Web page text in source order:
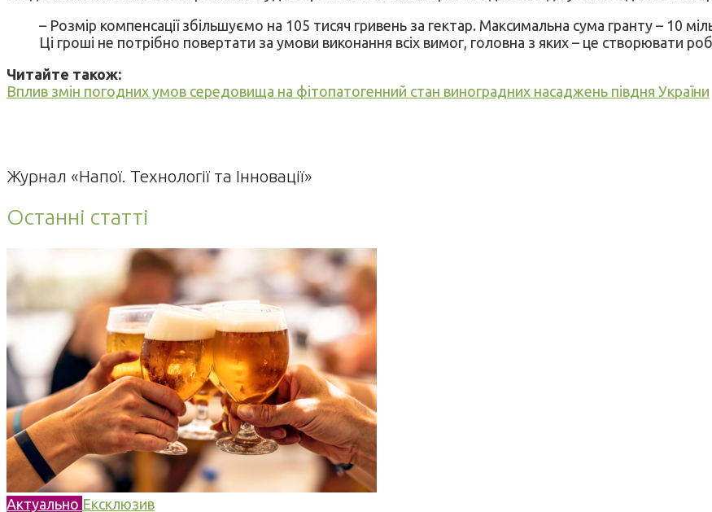
– Розмір компенсації збільшуємо на 105 тисяч гривень за гектар. Максимальна сума гранту – 10
Ці гроші не потрібно повертати за умови виконання всіх вимог, головна з яких – це створювати
Читайте також:
Вплив змін погодних умов середовища на фітопатогенний стан виноградних насаджень півдня України
Журнал «Напої. Технології та Інновації»
Останні статті
Актуально Ексклюзив